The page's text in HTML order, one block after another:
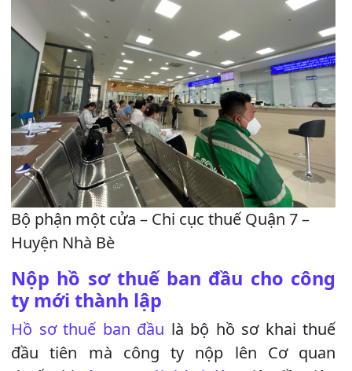
Bộ phận một cửa – Chi cục thuế Quận 7 –
Huyện Nhà Bè
Nộp hồ sơ thuế ban đầu cho công
ty mới thành lập
Hồ sơ thuế ban đầu là bộ hồ sơ khai thuế
đầu tiên mà công ty nộp lên Cơ quan